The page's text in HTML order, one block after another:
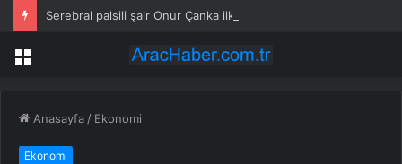
Serebral palsili şair Onur Çanka ilk şiir kitabını yayımladı
Menü
Anasayfa / Ekonomi
Ekonomi